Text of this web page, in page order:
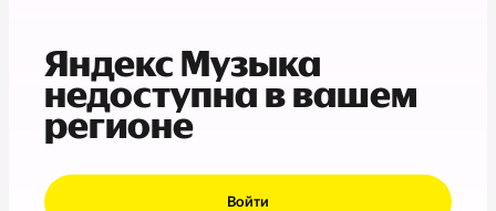
Яндекс Музыка
недоступна в вашем
регионе
Войти